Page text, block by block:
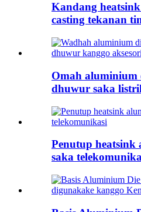
Kandang
casting tekanan
Omah aluminium
dhuwur saka
Penutup
saka